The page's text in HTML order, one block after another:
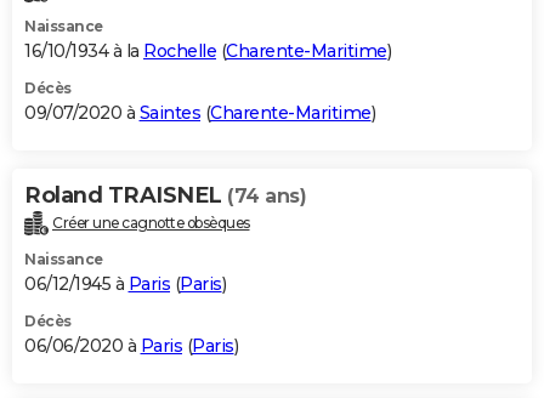
Naissance
16/10/1934 à la Rochelle (Charente-Maritime)
Décès
09/07/2020 à Saintes (Charente-Maritime)
Roland TRAISNEL (74 ans)
Créer une cagnotte obsèques
Naissance
06/12/1945 à Paris (Paris)
Décès
06/06/2020 à Paris (Paris)